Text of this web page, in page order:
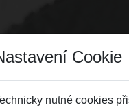
Cookie
nutné cookies